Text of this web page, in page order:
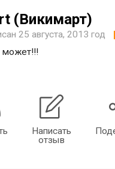
(Викимарт)
25 августа, 2013 год
может!!!
Написать
отзыв